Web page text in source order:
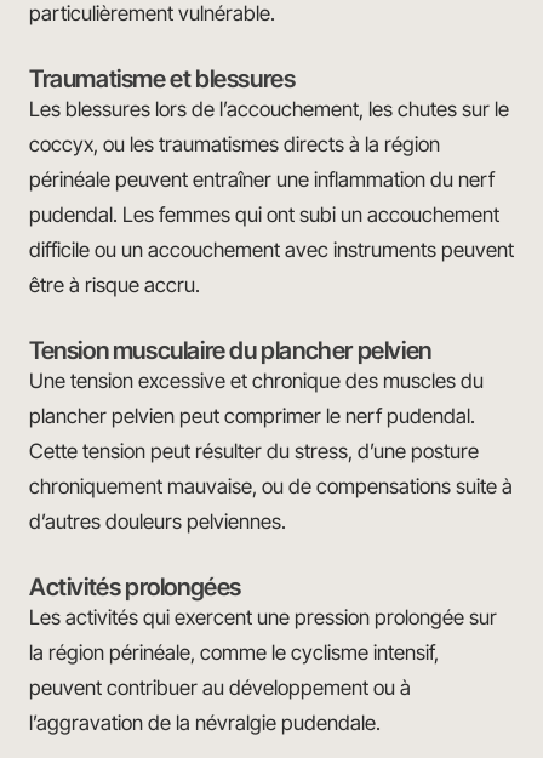
particulièrement vulnérable.
Traumatisme et blessures
Les blessures lors de l’accouchement, les chutes sur le
coccyx, ou les traumatismes directs à la région
périnéale peuvent entraîner une inflammation du nerf
pudendal. Les femmes qui ont subi un accouchement
difficile ou un accouchement avec instruments peuvent
être à risque accru.
Tension musculaire du plancher pelvien
Une tension excessive et chronique des muscles du
plancher pelvien peut comprimer le nerf pudendal.
Cette tension peut résulter du stress, d’une posture
chroniquement mauvaise, ou de compensations suite à
d’autres douleurs pelviennes.
Activités prolongées
Les activités qui exercent une pression prolongée sur
la région périnéale, comme le cyclisme intensif,
peuvent contribuer au développement ou à
l’aggravation de la névralgie pudendale.